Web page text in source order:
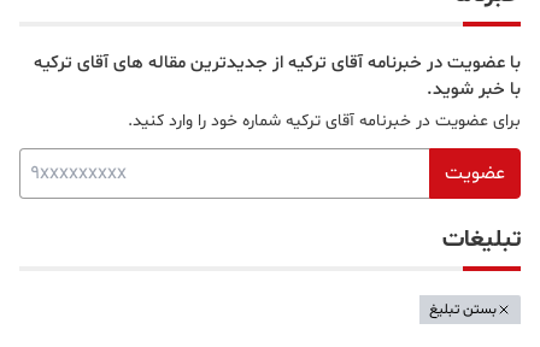
خرید و تفریح در قلب استانبول
چکمه‌کوی استانبول؛ منطقه‌ای زیبا و تاریخی در
قلب بخش آسیایی
خبرنامه
با عضویت در خبرنامه آقای ترکیه از جدیدترین مقاله های آقای ترکیه
با خبر شوید.
برای عضویت در خبرنامه آقای ترکیه شماره خود را وارد کنید.